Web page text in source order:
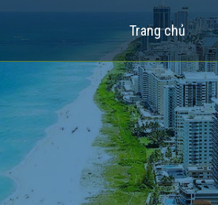
Trang chủ